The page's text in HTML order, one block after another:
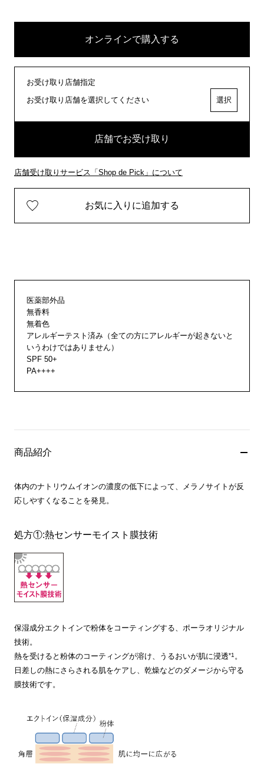
オンラインで購入する
お受け取り店舗指定
お受け取り店舗を選択してください
選択
店舗でお受け取り
店舗受け取りサービス「Shop de Pick」について
お気に入りに追加する
医薬部外品
無香料
無着色
アレルギーテスト済み（全ての方にアレルギーが起きないと
いうわけではありません）
SPF 50+
PA++++
商品紹介
体内のナトリウムイオンの濃度の低下によって、メラノサイトが反
応しやすくなることを発見。
処方①:熱センサーモイスト膜技術
保湿成分エクトインで粉体をコーティングする、ポーラオリジナル
技術。
熱を受けると粉体のコーティングが溶け、うるおいが肌に浸透*1 。
日差しの熱にさらされる肌をケアし、乾燥などのダメージから守る
膜技術です。